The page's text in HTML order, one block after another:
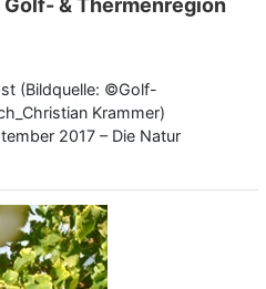
(Bildquelle: ©Golf-
Krammer)
2017 – Die Natur